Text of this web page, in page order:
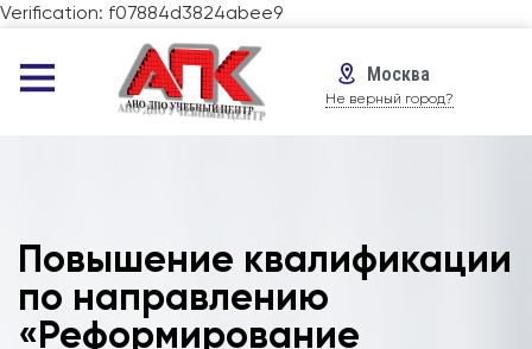
Verification: f07884d3824abee9
Москва
Не верный город?
Повышение квалификации
по направлению
«Реформирование